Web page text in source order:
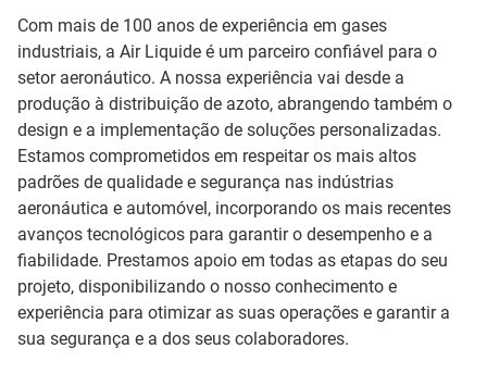
Com mais de 100 anos de experiência em gases
industriais, a Air Liquide é um parceiro confiável para o
setor aeronáutico. A nossa experiência vai desde a
produção à distribuição de azoto, abrangendo também o
design e a implementação de soluções personalizadas.
Estamos comprometidos em respeitar os mais altos
padrões de qualidade e segurança nas indústrias
aeronáutica e automóvel, incorporando os mais recentes
avanços tecnológicos para garantir o desempenho e a
fiabilidade. Prestamos apoio em todas as etapas do seu
projeto, disponibilizando o nosso conhecimento e
experiência para otimizar as suas operações e garantir a
sua segurança e a dos seus colaboradores.